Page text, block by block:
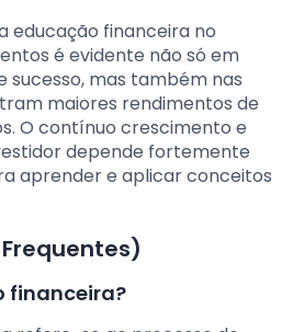
educação financeira no
é evidente não só em
sucesso, mas também nas
maiores rendimentos de
O contínuo crescimento e
depende fortemente
aprender e aplicar conceitos
financeira?